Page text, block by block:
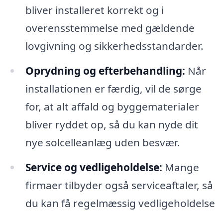
bliver installeret korrekt og i
overensstemmelse med gældende
lovgivning og sikkerhedsstandarder.
Oprydning og efterbehandling: Når
installationen er færdig, vil de sørge
for, at alt affald og byggematerialer
bliver ryddet op, så du kan nyde dit
nye solcelleanlæg uden besvær.
Service og vedligeholdelse: Mange
firmaer tilbyder også serviceaftaler, så
du kan få regelmæssig vedligeholdelse